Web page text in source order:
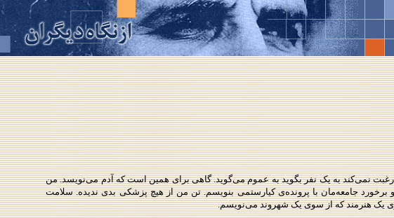
رغبت نمی‌کند به یک نفر بگوید به عموم می‌گوید. گاهی برای همین است که آدم می‌نویسد. من
جامعه‌مان با پرونده‌ی کیارستمی بنویسم. تن من از هیچ پزشکی بدی ندیده. سلامت
یک هنرمند که از سوی یک شهروند می‌نویسم.